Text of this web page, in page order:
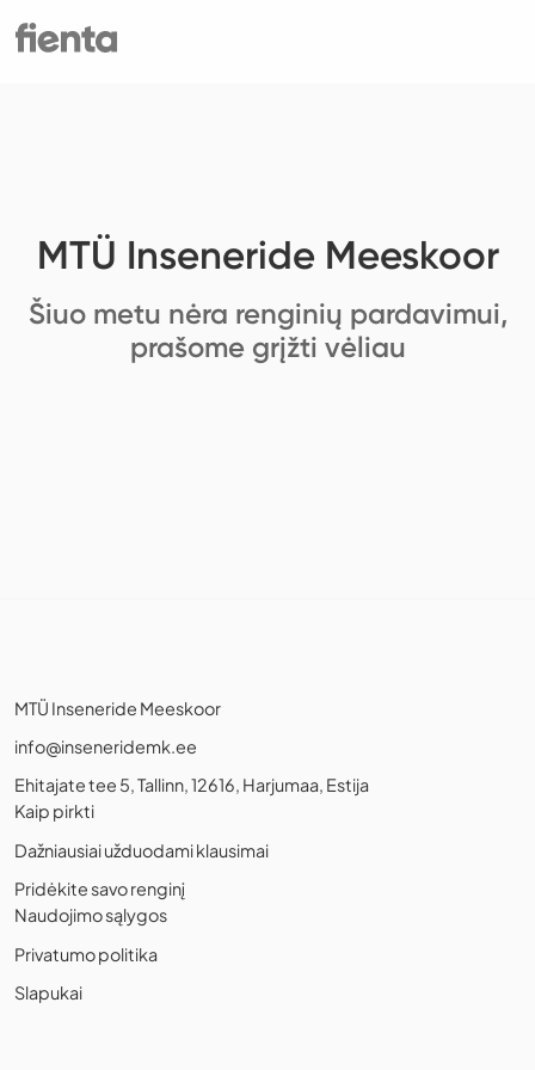
MTÜ Inseneride Meeskoor
Šiuo metu nėra renginių pardavimui,
prašome grįžti vėliau
MTÜ Inseneride Meeskoor
info@inseneridemk.ee
Ehitajate tee 5, Tallinn, 12616, Harjumaa, Estija
Kaip pirkti
Dažniausiai užduodami klausimai
Pridėkite savo renginį
Naudojimo sąlygos
Privatumo politika
Slapukai